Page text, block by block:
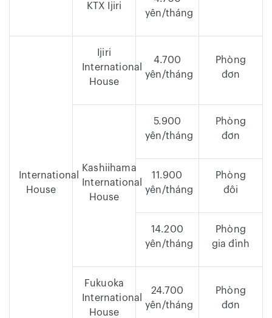
KTX Ijiri
yên/tháng
International
House
Ijiri
International
House
4.700
yên/tháng
Phòng
đơn
Kashiihama
International
House
5.900
yên/tháng
Phòng
đơn
11.900
yên/tháng
Phòng
đôi
14.200
yên/tháng
Phòng
gia đình
Fukuoka
International
House
24.700
yên/tháng
Phòng
đơn